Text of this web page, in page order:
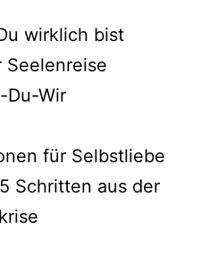
wirklich bist
Seelenreise
Du-Wir
für Selbstliebe
Schritten aus der